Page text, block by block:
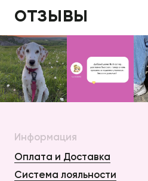
отзывы
Информация
Оплата и Доставка
Система лояльности